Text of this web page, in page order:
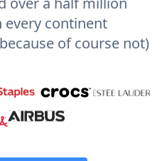
every continent
of course not)